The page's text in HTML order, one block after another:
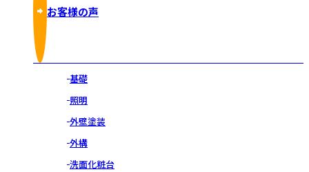
お客様の声
基礎
照明
外壁塗装
外構
洗面化粧台